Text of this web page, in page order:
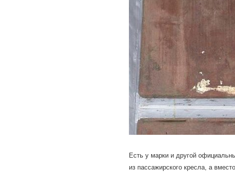
Есть у марки и другой
из пассажирского кресла, а